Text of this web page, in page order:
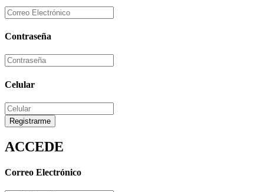
Contraseña
Celular
Registrarme
ACCEDE
Correo Electrónico